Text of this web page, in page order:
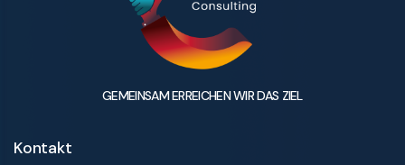
GEMEINSAM ERREICHEN WIR DAS ZIEL
Kontakt